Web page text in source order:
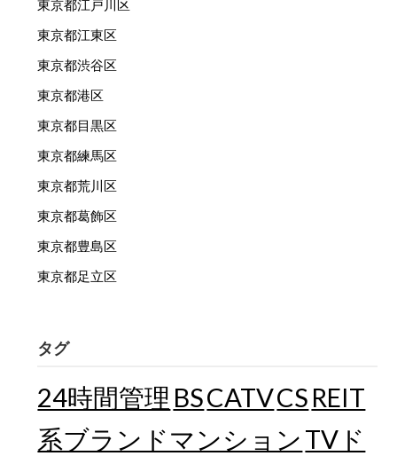
東京都江戸川区
東京都江東区
東京都渋谷区
東京都港区
東京都目黒区
東京都練馬区
東京都荒川区
東京都葛飾区
東京都豊島区
東京都足立区
タグ
24時間管理 BSCATVCS REIT
系ブランドマンション TVド